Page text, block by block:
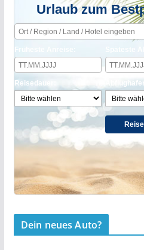
Urlaub zum
Früheste Anreise:
Reisedauer:
Späteste
Dein neues Auto?